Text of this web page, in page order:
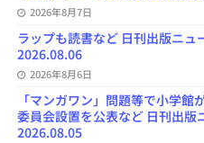
2026年8月7日
ラップも読書など 日刊出版ニュ
2026.08.06
2026年8月6日
「マンガワン」問題等で小学館
委員会設置を公表など 日刊出版
2026.08.05